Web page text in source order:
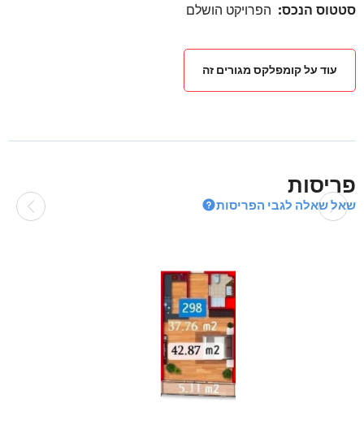
סטטוס הנכס: הפרויקט הושלם
עוד על קומפלקס מגורים זה
פריסות
שאל שאלה לגבי הפריסות